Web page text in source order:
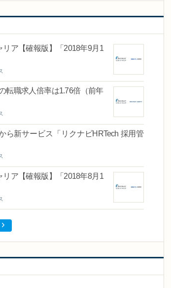
ア【確報版】「2018年9月1
転職求人倍率は1.76倍（前年
新サービス「リクナビHRTech 採用管
ア【確報版】「2018年8月1